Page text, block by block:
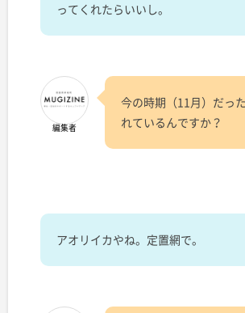
ってくれたらいいし。
編集者
今の時期（11月）だっ
れているんですか？
アオリイカやね。定置網で。